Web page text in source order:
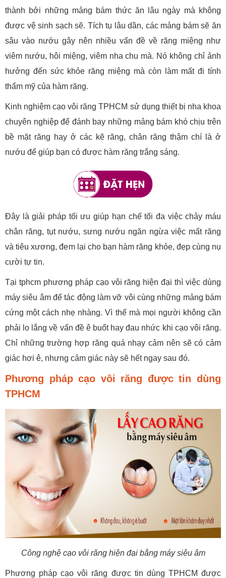
thành bởi những mảng bám thức ăn lâu ngày mà không
được vệ sinh sạch sẽ. Tích tụ lâu dần, các mảng bám sẽ ăn
sâu vào nướu gây nên nhiều vấn đề về răng miệng như
viêm nướu, hôi miệng, viêm nha chu mà. Nó không chỉ ảnh
hưởng đến sức khỏe răng miệng mà còn làm mất đi tính
thẩm mỹ của hàm răng.
Kinh nghiệm cạo vôi răng TPHCM sử dụng thiết bị nha khoa
chuyên nghiệp để đánh bay những mảng bám khó chịu trên
bề mặt răng hay ở các kẽ răng, chân răng thậm chí là ở
nướu để giúp bạn có được hàm răng trắng sáng.
Đây là giải pháp tối ưu giúp hạn chế tối đa việc chảy máu
chân răng, tụt nướu, sưng nướu ngăn ngừa việc mất răng
và tiêu xương, đem lại cho bạn hàm răng khỏe, đẹp cùng nụ
cười tự tin.
Tại tphcm phương pháp cạo vôi răng hiện đại thì việc dùng
máy siêu âm để tác động làm vỡ vôi cùng những mảng bám
cứng một cách nhẹ nhàng. Vì thế mà mọi người không cần
phải lo lắng về vấn đề ê buốt hay đau nhức khi cạo vôi răng.
Chỉ những trường hợp răng quá nhạy cảm nên sẽ có cảm
giác hơi ê, nhưng cảm giác này sẽ hết ngay sau đó.
Phương pháp cạo vôi răng được tin dùng
TPHCM
Công nghệ cạo vôi răng hiện đại bằng máy siêu âm
Phương pháp cạo vôi răng được tin dùng TPHCM được